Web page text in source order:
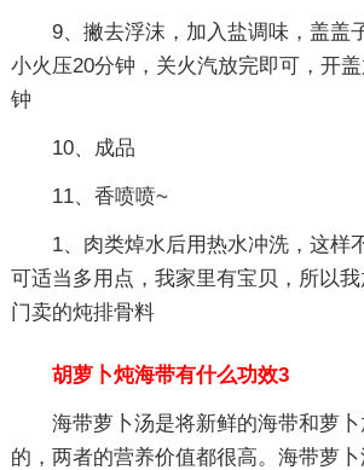
9、撇去浮沫，加入盐调味，盖盖
小火压20分钟，关火汽放完即可，开
钟
10、成品
11、香喷喷~
1、肉类焯水后用热水冲洗，这样
可适当多用点，我家里有宝贝，所以
门卖的炖排骨料
胡萝卜炖海带有什么功效3
海带萝卜汤是将新鲜的海带和萝
的，两者的营养价值都很高。海带萝